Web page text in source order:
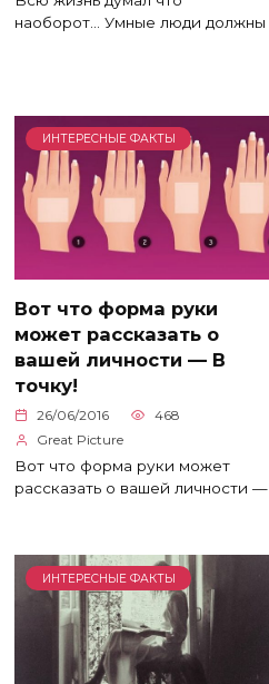
наоборот… Умные люди должны
ИНТЕРЕСНЫЕ ФАКТЫ
Вот что форма руки
может рассказать о
вашей личности — В
точку!
26/06/2016
468
Great Picture
Вот что форма руки может
рассказать о вашей личности —
ИНТЕРЕСНЫЕ ФАКТЫ